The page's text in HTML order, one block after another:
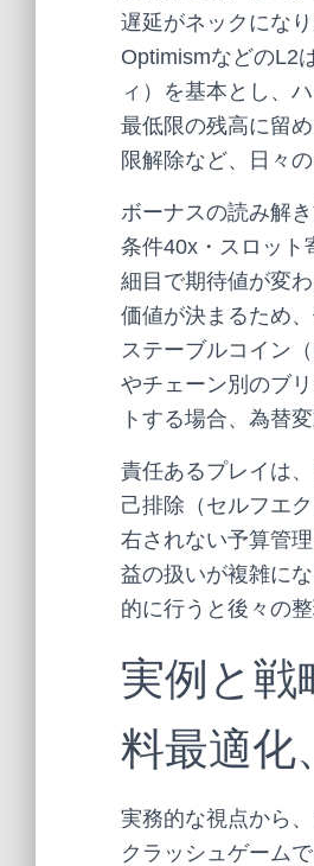
遅延がネックにな
OptimismなどのL2
ィ）を基本とし、
最低限の残高に留
限解除など、日々
ボーナスの読み解
条件40x・スロット
細目で期待値が変わ
価値が決まるため
ステーブルコイン
やチェーン別のブ
トする場合、為替
責任あるプレイは、
己排除（セルフエ
右されない予算管
益の扱いが複雑に
的に行うと後々の
実例と戦
料最適化
実務的な視点から
クラッシュゲーム